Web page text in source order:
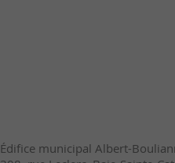
Édifice municipal Albert-